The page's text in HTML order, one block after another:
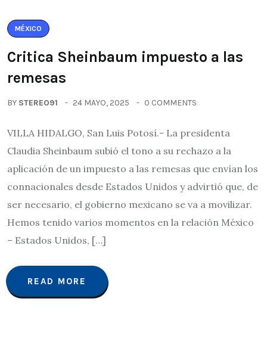
MÉXICO
Critica Sheinbaum impuesto a las
remesas
BY STEREO91 24 MAYO, 2025 0 COMMENTS
VILLA HIDALGO, San Luis Potosí.- La presidenta
Claudia Sheinbaum subió el tono a su rechazo a la
aplicación de un impuesto a las remesas que envían los
connacionales desde Estados Unidos y advirtió que, de
ser necesario, el gobierno mexicano se va a movilizar.
Hemos tenido varios momentos en la relación México
– Estados Unidos, […]
READ MORE